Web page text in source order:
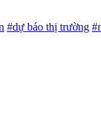
#dự báo thị trường